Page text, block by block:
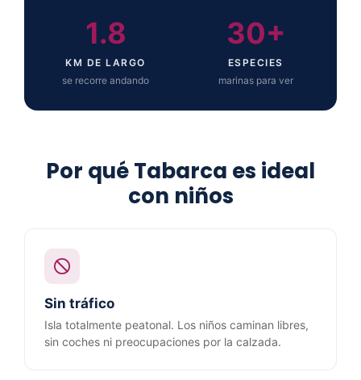
1.8
KM DE LARGO
se recorre andando
30+
ESPECIES
marinas para ver
Por qué Tabarca es ideal
con niños
Sin tráfico
Isla totalmente peatonal. Los niños caminan libres,
sin coches ni preocupaciones por la calzada.